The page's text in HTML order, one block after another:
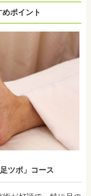
ポイント
ツボ」コース